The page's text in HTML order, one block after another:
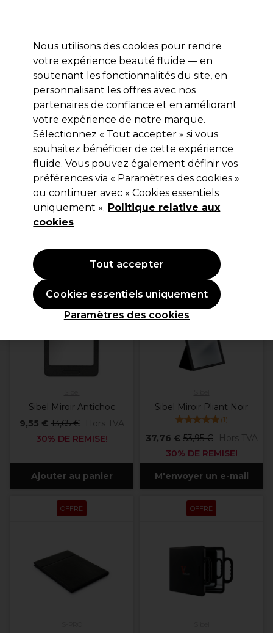
Se connecter
Marques Bons plans Coiffure Electro et Matériel
Livraison et délais
lire la suite
Coiffure Matériel de coiffure Miroirs
Miroirs
Filters
Sibel Miroir Antichoc
9,55 € 13,65 €
Hors TVA
30% DE REMISE!
Ajouter au panier
OFFRE
Sibel Miroir Pliant Noir
(1)
37,76 € 53,95 €
Hors TVA
30% DE REMISE!
M'envoyer un e-mail
OFFRE OFFRE
Nous utilisons des cookies pour rendre
votre expérience beauté fluide — en
soutenant les fonctionnalités du site, en
personnalisant les offres avec nos
partenaires de confiance et en améliorant
votre expérience de notre marque.
Sélectionnez « Tout accepter » si vous
souhaitez bénéficier de cette expérience
fluide. Vous pouvez également définir vos
préférences via « Paramètres des cookies »
ou continuer avec « Cookies essentiels
uniquement ». Politique relative aux
cookies
Paramètres des cookies
Cookies essentiels uniquement
Tout accepter